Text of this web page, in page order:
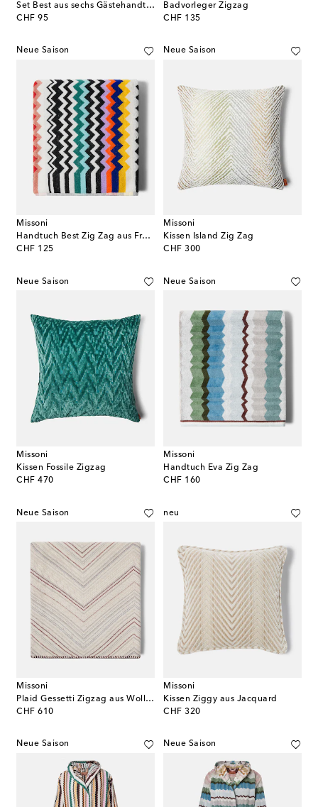
Set Best aus sechs Gästehandtüchern
CHF 95
original price
Badvorleger Zigzag
CHF 135
original price
Neue Saison
Missoni
Handtuch Best Zig Zag aus Frottee
CHF 125
original price
Neue Saison
Missoni
Kissen Island Zig Zag
CHF 300
original price
Neue Saison
Missoni
Kissen Fossile Zigzag
CHF 470
original price
Neue Saison
Missoni
Handtuch Eva Zig Zag
CHF 160
original price
Neue Saison
Missoni
Plaid Gessetti Zigzag aus Wolle und Kaschmir
CHF 610
original price
neu
Missoni
Kissen Ziggy aus Jacquard
CHF 320
original price
Neue Saison Neue Saison